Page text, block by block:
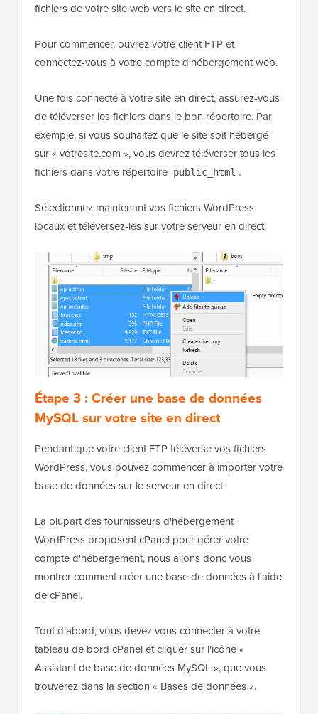
fichiers de votre site web vers le site en direct.
Pour commencer, ouvrez votre client FTP et
connectez-vous à votre compte d'hébergement web.
Une fois connecté à votre site en direct, assurez-vous
de téléverser les fichiers dans le bon répertoire. Par
exemple, si vous souhaitez que le site soit hébergé
sur « votresite.com », vous devrez téléverser tous les
fichiers dans votre répertoire public_html .
Sélectionnez maintenant vos fichiers WordPress
locaux et téléversez-les sur votre serveur en direct.
Étape 3 : Créer une base de données
MySQL sur votre site en direct
Pendant que votre client FTP téléverse vos fichiers
WordPress, vous pouvez commencer à importer votre
base de données sur le serveur en direct.
La plupart des fournisseurs d'hébergement
WordPress proposent cPanel pour gérer votre
compte d'hébergement, nous allons donc vous
montrer comment créer une base de données à l'aide
de cPanel.
Tout d'abord, vous devez vous connecter à votre
tableau de bord cPanel et cliquer sur l'icône «
Assistant de base de données MySQL », que vous
trouverez dans la section « Bases de données ».